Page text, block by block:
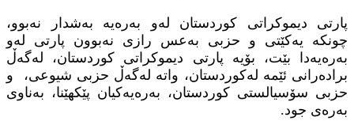
پارتی دیموكراتی كوردستان له‌و به‌ره‌یه به‌شدار‌ نه‌بوو،
چونكه‌ یه‌كێتی و حزبی به‌عس رازی نه‌بوون پارتی له‌و
به‌ره‌یه‌دا بێت، بۆیه‌ پارتی دیموكراتی كوردستان، له‌گه‌ڵ
براده‌رانی ئێمه‌ له‌كوردستان، واته‌ له‌گه‌ڵ حزبی شیوعی، و
حزبی سۆسیالستی كوردستان، به‌ره‌یه‌كیان پێكهێنا، به‌ناوی
به‌ره‌ی جود.